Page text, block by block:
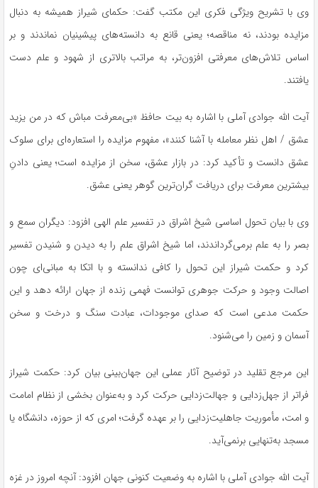
وی با تشریح ویژگی فکری این مکتب گفت: حکمای شیراز همیشه به دنبال
مزایده بودند، نه مناقصه؛ یعنی قانع به دانسته‌های پیشینیان نماندند و بر
اساس تلاش‌های معرفتی افزون‌تر، به مراتب بالاتری از شهود و علم دست
یافتند.
آیت الله جوادی آملی با اشاره به بیت حافظ «بی‌معرفت مباش که در من یزید
عشق / اهل نظر معامله با آشنا کنند»، مفهوم مزایده را استعاره‌ای برای سلوک
عشق دانست و تأکید کرد: در بازار عشق، سخن از مزایده است؛ یعنی دادنِ
بیشترین معرفت برای دریافت گران‌ترین گوهر یعنی عشق.
وی با بیان تحول اساسی شیخ اشراق در تفسیر علم الهی افزود: دیگران سمع و
بصر را به علم برمی‌گرداندند، اما شیخ اشراق علم را به دیدن و شنیدن تفسیر
کرد و حکمت شیراز این تحول را کافی ندانسته و با اتکا به مبانی‌ای چون
اصالت وجود و حرکت جوهری توانست فهمی زنده از جهان ارائه دهد و این
حکمت مدعی است که صدای موجودات، عبادت سنگ و درخت و سخن
آسمان و زمین را می‌شنود.
این مرجع تقلید در توضیح آثار عملی این جهان‌بینی بیان کرد: حکمت شیراز
فراتر از جهل‌زدایی و جهالت‌زدایی حرکت کرد و به‌عنوان بخشی از نظام امامت
و امت، مأموریت جاهلیت‌زدایی را بر عهده گرفت؛ امری که از حوزه، دانشگاه یا
مسجد به‌تنهایی برنمی‌آید.
آیت الله جوادی آملی با اشاره به وضعیت کنونی جهان افزود: آنچه امروز در غزه